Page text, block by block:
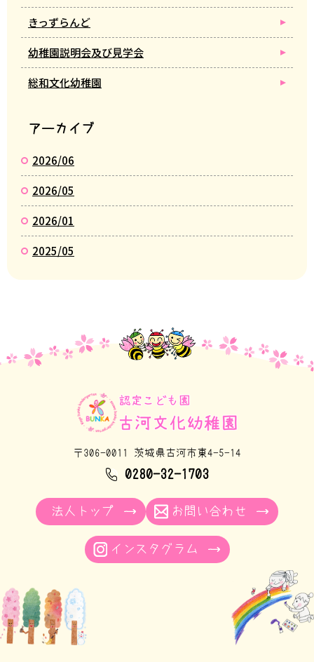
きっずらんど
幼稚園説明会及び見学会
総和文化幼稚園
アーカイブ
2026/06
2026/05
2026/01
2025/05
〒306-0011 茨城県古河市東4-5-14
0280-32-1703
法人トップ お問い合わせ
インスタグラム